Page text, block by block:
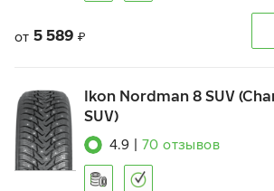
от 5 589 ₽
Ikon Nordman 8 SUV
SUV)
4.9 70 отзывов